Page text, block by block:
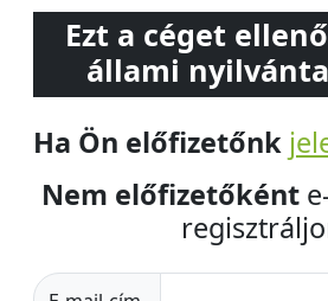
Ezt a céget
állami
Ha Ön előfizetőnk
Nem előfizetőként